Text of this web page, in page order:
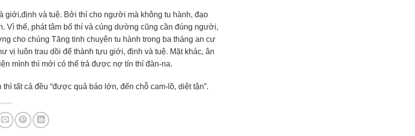
và tuệ. Bởi thí cho người mà không tu hành, đạo
thế, phát tâm bố thí và cúng dường cũng cần đúng người,
cho chúng Tăng tinh chuyên tu hành trong ba tháng an cư
vị luôn trau dồi để thành tựu giới, định và tuệ. Mặt khác, ân
mình thì mới có thể trả được nợ tín thí đàn-na.
tất cả đều “được quả báo lớn, đến chỗ cam-lồ, diệt tận”.